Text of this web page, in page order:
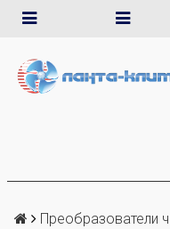
Преобразователи